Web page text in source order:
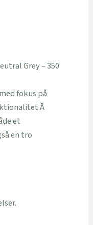
Grey – 350
fokus på
et
en tro